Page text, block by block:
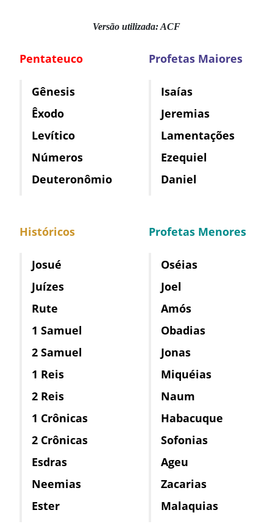
Versão utilizada: ACF
Pentateuco
Gênesis
Êxodo
Levítico
Números
Deuteronômio
Históricos
Josué
Juízes
Rute
1 Samuel
2 Samuel
1 Reis
2 Reis
1 Crônicas
2 Crônicas
Esdras
Neemias
Ester
Profetas Maiores
Isaías
Jeremias
Lamentações
Ezequiel
Daniel
Profetas Menores
Oséias
Joel
Amós
Obadias
Jonas
Miquéias
Naum
Habacuque
Sofonias
Ageu
Zacarias
Malaquias